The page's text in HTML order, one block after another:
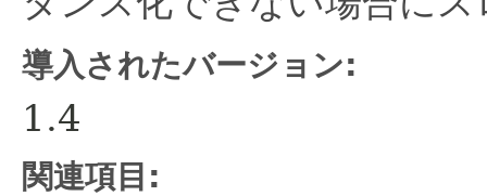
導入されたバージョン:
1.4
関連項目: